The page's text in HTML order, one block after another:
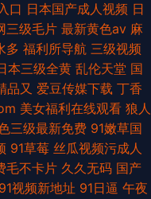
口 日本国产成人视频 日
三级毛片 最新黄色av 麻
多 福利所导航 三级视频
本三级全黄 乱伦天堂 国
品又 爱豆传媒下载 丁香
美女福利在线观看 狼人
三级最新免费 91嫩草国
91草莓 丝瓜视频污成人
毛不卡片 久久无码 国产
91视频新地址 91日逼 午夜